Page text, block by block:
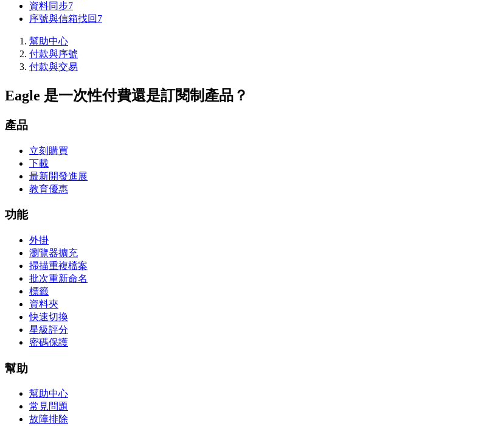
資料同步7
序號與信箱找回 7
幫助中心
付款與序號
付款與交易
Eagle 是一次性付費還是訂閱制產品？
產品
立刻購買
下載
最新開發進展
教育優惠
功能
外掛
瀏覽器擴充
掃描重複檔案
批次重新命名
標籤
資料夾
快速切換
星級評分
密碼保護
幫助
幫助中心
常見問題
故障排除